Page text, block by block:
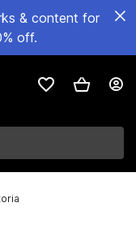
& content for
off.